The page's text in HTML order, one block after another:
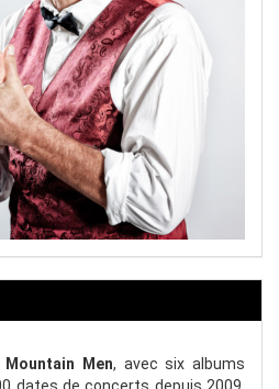
Mountain Men, avec six albums
dates de concerts depuis 2009,